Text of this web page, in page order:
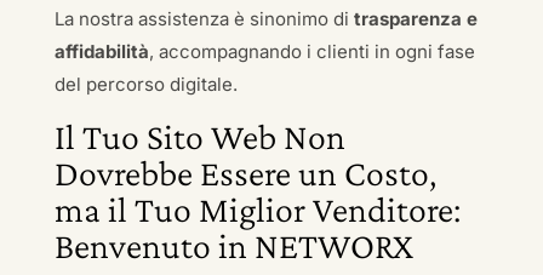
La nostra assistenza è sinonimo di trasparenza e
affidabilità, accompagnando i clienti in ogni fase
del percorso digitale.
Il Tuo Sito Web Non
Dovrebbe Essere un Costo,
ma il Tuo Miglior Venditore:
Benvenuto in NETWORX